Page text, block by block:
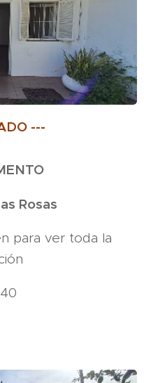
---
Rosas
para ver toda la